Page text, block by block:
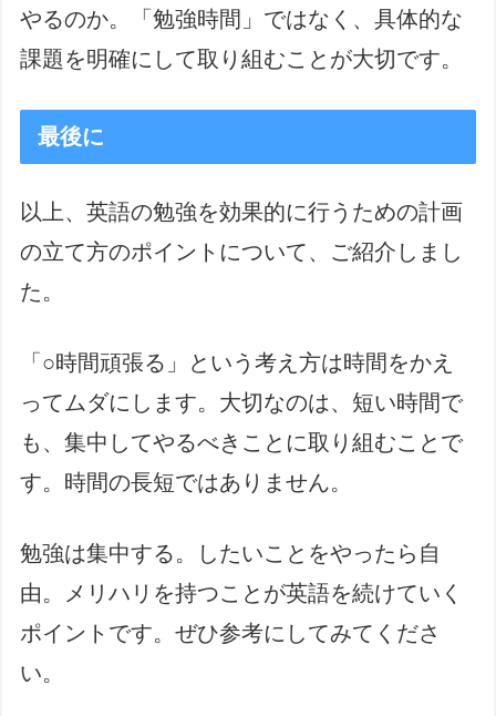
やるのか。「勉強時間」ではなく、具体的な
課題を明確にして取り組むことが大切です。
最後に
以上、英語の勉強を効果的に行うための計画
の立て方のポイントについて、ご紹介しまし
た。
「○時間頑張る」という考え方は時間をかえ
ってムダにします。大切なのは、短い時間で
も、集中してやるべきことに取り組むことで
す。時間の長短ではありません。
勉強は集中する。したいことをやったら自
由。メリハリを持つことが英語を続けていく
ポイントです。ぜひ参考にしてみてくださ
い。